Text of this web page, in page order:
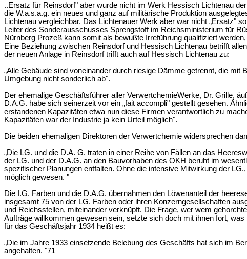
..Ersatz für Reinsdorf" aber wurde nicht im Werk Hessisch Lichtenau
die W.a.s.a.g. ein neues und ganz auf militärische Produktion
Lichtenau vergleichbar. Das Lichtenauer Werk aber war nicht „Ersatz"
Leiter des Sonderausschusses Sprengstoff im Reichsministerium für
Nürnberg Prozeß kann somit als bewußte Irreführung qualifiziert
Eine Beziehung zwischen Reinsdorf und Hessisch Lichtenau betrifft
der neuen Anlage in Reinsdorf trifft auch auf Hessisch Lichtenau zu:
„Alle Gebäude sind voneinander durch riesige Dämme getrennt, die
Umgebung nicht sonderlich ab".
Der ehemalige Geschäftsführer aller VerwertchemieWerke, Dr. Grille,
D.A.G. habe sich seinerzeit vor ein „fait accompli" gestellt gesehen.
erstandenen Kapazitäten etwa nun diese Firmen verantwortlich zu
Kapazitäten war der Industrie ja kein Urteil möglich".
Die beiden ehemaligen Direktoren der Verwertchemie widersprechen
„Die LG. und die D.A. G. traten in einer Reihe von Fällen an das
der LG. und der D.A.G. an den Bauvorhaben des OKH beruht im
spezifischer Planungen entfalten. Ohne die intensive Mitwirkung der
möglich gewesen. "
Die I.G. Farben und die D.A.G. übernahmen den Löwenanteil der
insgesamt 75 von der LG. Farben oder ihren Konzerngesellschaften
und Reichsstellen, miteinander verknüpft. Die Frage, wer wem
Aufträge willkommen gewesen sein, setzte sich doch mit ihnen fort,
für das Geschäftsjahr 1934 heißt es:
„Die im Jahre 1933 einsetzende Belebung des Geschäfts hat sich im
angehalten. "71